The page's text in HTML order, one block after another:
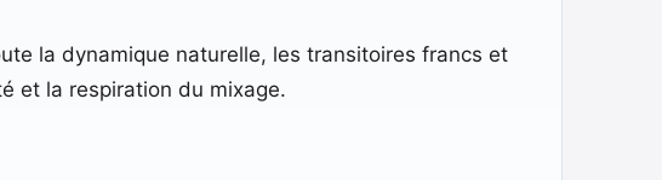
la dynamique naturelle, les transitoires francs et
et la respiration du mixage.